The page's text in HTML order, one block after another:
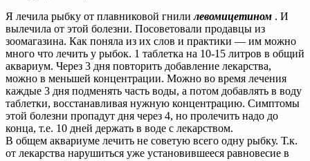
Я лечила рыбку от плавниковой гнилилевомицетином . И
вылечила от этой болезни. Посоветовали продавцы из
зоомагазина. Как поняла из их слов и практики — им можно
много что лечить у рыбок. 1 таблетка на 10-15 литров в общий
аквариум. Через 3 дня повторить добавление лекарства,
можно в меньшей концентрации. Можно во время лечения
каждые 3 дня подменять часть воды, а потом добавлять в воду
таблетки, восстанавливая нужную концентрацию. Симптомы
этой болезни пропадут дня через 4, но пролечить надо до
конца, т.е. 10 дней держать в воде с лекарством.
В общем аквариуме лечить не советую всего одну рыбку. Т.к.
от лекарства нарушиться уже установившееся равновесие в